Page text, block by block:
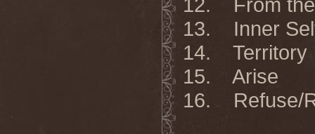
13. Inner
14. Territory
15. Arise
16. Refuse/